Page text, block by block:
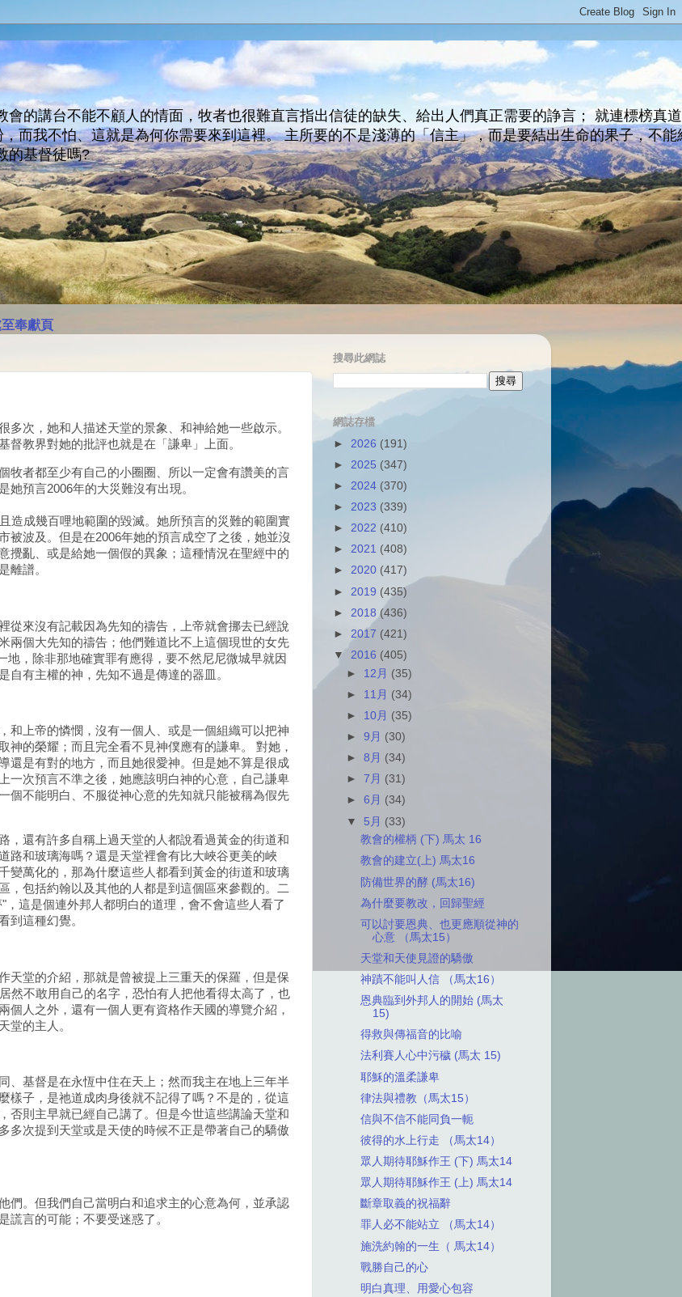
的講台不能不顧人的情面，牧者也很難直言指出信徒的缺失、給出人們真正需要的諍言； 就連標榜真
而我不怕、這就是為何你需要來到這裡。 主所要的不是淺薄的「信主」，而是要結出生命的果子，不能
的基督徒嗎?
奉獻頁
次，她和人描述天堂的景象、和神給她一些啟示。
教界對她的批評也就是在「謙卑」上面。
牧者都至少有自己的小圈圈、所以一定會有讚美的言
預言2006年的大災難沒有出現。
造成幾百哩地範圍的毀滅。她所預言的災難的範圍實
被波及。但是在2006年她的預言成空了之後，她並沒
攪亂、或是給她一個假的異象；這種情況在聖經中的
離譜。
從來沒有記載因為先知的禱告，上帝就會挪去已經說
兩個大先知的禱告；他們難道比不上這個現世的女先
，除非那地確實罪有應得，要不然尼尼微城早就因
有主權的神，先知不過是傳達的器皿。
和上帝的憐憫，沒有一個人、或是一個組織可以把神
神的榮耀；而且完全看不見神僕應有的謙卑。 對她，
還是有對的地方，而且她很愛神。但是她不算是很成
一次預言不準之後，她應該明白神的心意，自己謙卑
個不能明白、不服從神心意的先知就只能被稱為假先
，還有許多自稱上過天堂的人都說看過黃金的街道和
路和玻璃海嗎？還是天堂裡會有比大峽谷更美的峽
變萬化的，那為什麼這些人都看到黃金的街道和玻璃
，包括約翰以及其他的人都是到這個區來參觀的。二
這是個連外邦人都明白的道理，會不會這些人看了
到這種幻覺。
天堂的介紹，那就是曾被提上三重天的保羅，但是保
然不敢用自己的名字，恐怕有人把他看得太高了，也
個人之外，還有一個人更有資格作天國的導覽介紹，
堂的主人。
、基督是在永恆中住在天上；然而我主在地上三年半
樣子，是祂道成肉身後就不記得了嗎？不是的，從這
否則主早就已經自己講了。但是今世這些講論天堂和
多次提到天堂或是天使的時候不正是帶著自己的驕傲
們。但我們自己當明白和追求主的心意為何，並承認
謊言的可能；不要受迷惑了。
搜尋此網誌
網誌存檔
► 2026 (191)
► 2025 (347)
► 2024 (370)
► 2023 (339)
► 2022 (410)
► 2021 (408)
► 2020 (417)
► 2019 (435)
► 2018 (436)
► 2017 (421)
▼ 2016 (405)
► 12月 (35)
► 11月 (34)
► 10月 (35)
►9月 (30)
►8月 (34)
►7月 (31)
►6月 (34)
▼ 5月 (33)
教會的權柄 (下) 馬太 16
教會的建立(上) 馬太16
防備世界的酵 (馬太16)
為什麼要教改，回歸聖經
可以討要恩典、也更應順從神的
心意 （馬太15）
天堂和天使見證的驕傲
神蹟不能叫人信 （馬太16）
恩典臨到外邦人的開始 (馬太
15)
得救與傳福音的比喻
法利賽人心中污穢 (馬太 15)
耶穌的溫柔謙卑
律法與禮教（馬太15）
信與不信不能同負一軛
彼得的水上行走 （馬太14）
眾人期待耶穌作王 (下) 馬太14
眾人期待耶穌作王 (上) 馬太14
斷章取義的祝福辭
罪人必不能站立 （馬太14）
施洗約翰的一生（ 馬太14）
戰勝自己的心
明白真理、用愛心包容